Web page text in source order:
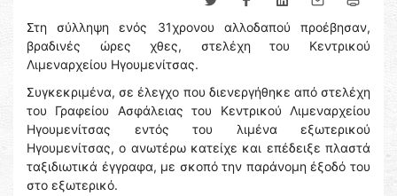
Στη σύλληψη ενός 31χρονου αλλοδαπού προέβησαν,
βραδινές ώρες χθες, στελέχη του Κεντρικού
Λιμεναρχείου Ηγουμενίτσας.
Συγκεκριμένα, σε έλεγχο που διενεργήθηκε από στελέχη
του Γραφείου Ασφάλειας του Κεντρικού Λιμεναρχείου
Ηγουμενίτσας εντός του λιμένα εξωτερικού
Ηγουμενίτσας, ο ανωτέρω κατείχε και επέδειξε πλαστά
ταξιδιωτικά έγγραφα, με σκοπό την παράνομη έξοδό του
στο εξωτερικό.